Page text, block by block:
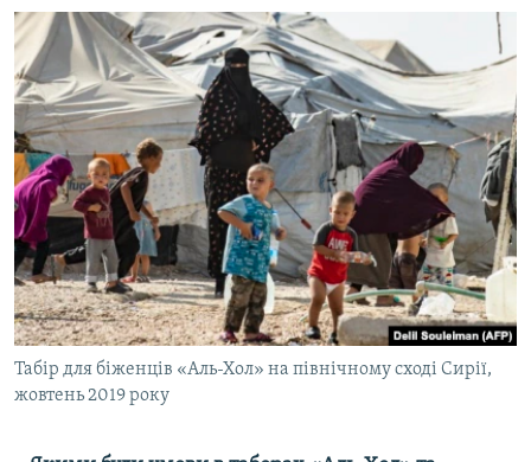
Табір для біженців «Аль-Хол» на північному сході Сирії,
жовтень 2019 року